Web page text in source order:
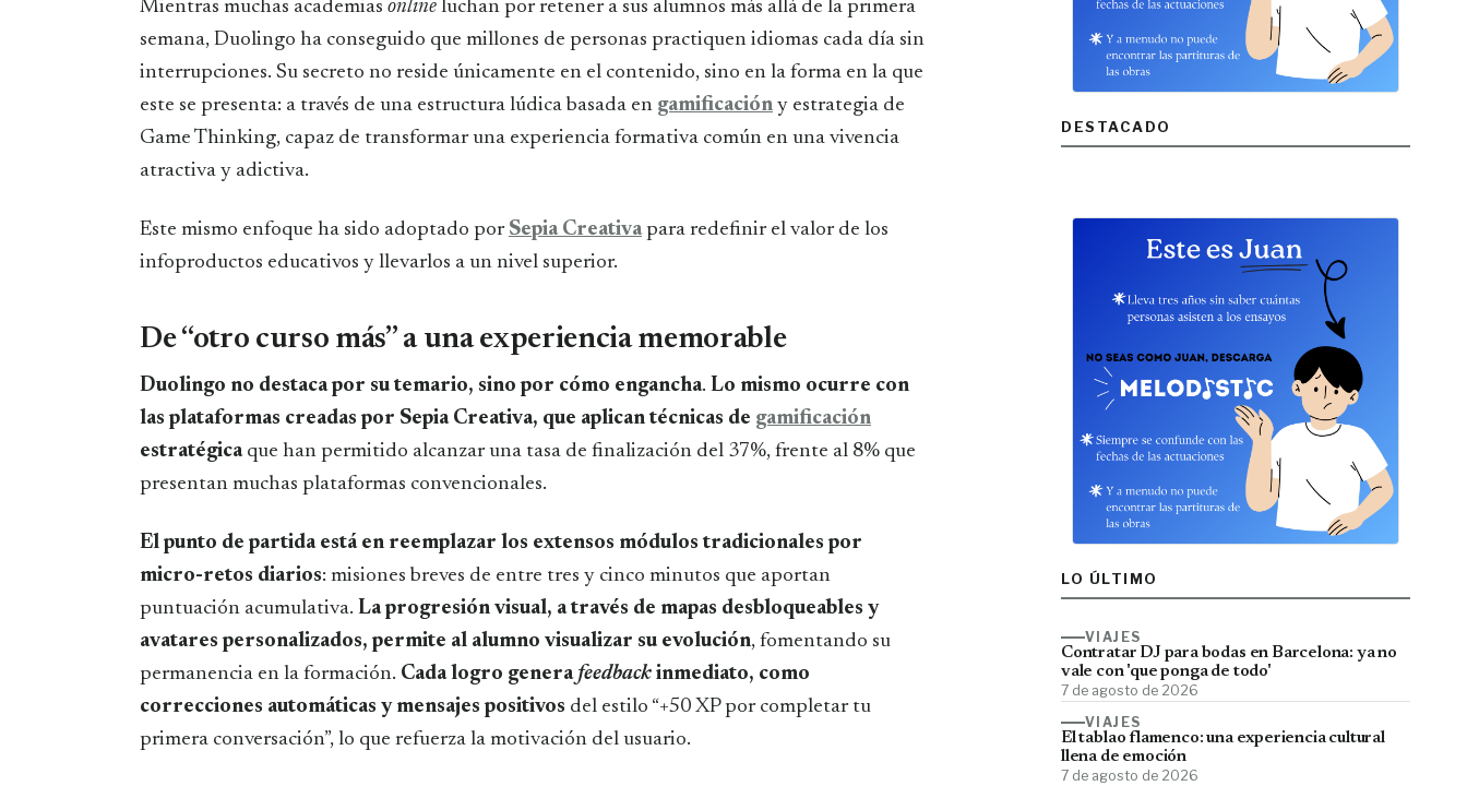
Mientras muchas academias online luchan por retener a sus alumnos más allá de la primera
semana, Duolingo ha conseguido que millones de personas practiquen idiomas cada día sin
interrupciones. Su secreto no reside únicamente en el contenido, sino en la forma en la que
este se presenta: a través de una estructura lúdica basada en gamificación y estrategia de
Game Thinking, capaz de transformar una experiencia formativa común en una vivencia
atractiva y adictiva.
Este mismo enfoque ha sido adoptado por Sepia Creativapara redefinir el valor de los
infoproductos educativos y llevarlos a un nivel superior.
De “otro curso más” a una experiencia memorable
Duolingo no destaca por su temario, sino por cómo engancha. Lo mismo ocurre con
las plataformas creadas por Sepia Creativa, que aplican técnicas de gamificación
estratégicaque han permitido alcanzar una tasa de finalización del 37%, frente al 8% que
presentan muchas plataformas convencionales.
El punto de partida está en reemplazar los extensos módulos tradicionales por
micro-retos diarios: misiones breves de entre tres y cinco minutos que aportan
puntuación acumulativa. La progresión visual, a través de mapas desbloqueables y
avatares personalizados, permite al alumno visualizar su evolución, fomentando su
permanencia en la formación. Cada logro genera feedback inmediato, como
correcciones automáticas y mensajes positivos del estilo “+50 XP por completar tu
primera conversación”, lo que refuerza la motivación del usuario.
DESTACADO
LO ÚLTIMO
VIAJES
Contratar DJ para bodas en Barcelona: ya no
vale con 'que ponga de todo'
7 de agosto de 2026
VIAJES
El tablao flamenco: una experiencia cultural
llena de emoción
7 de agosto de 2026